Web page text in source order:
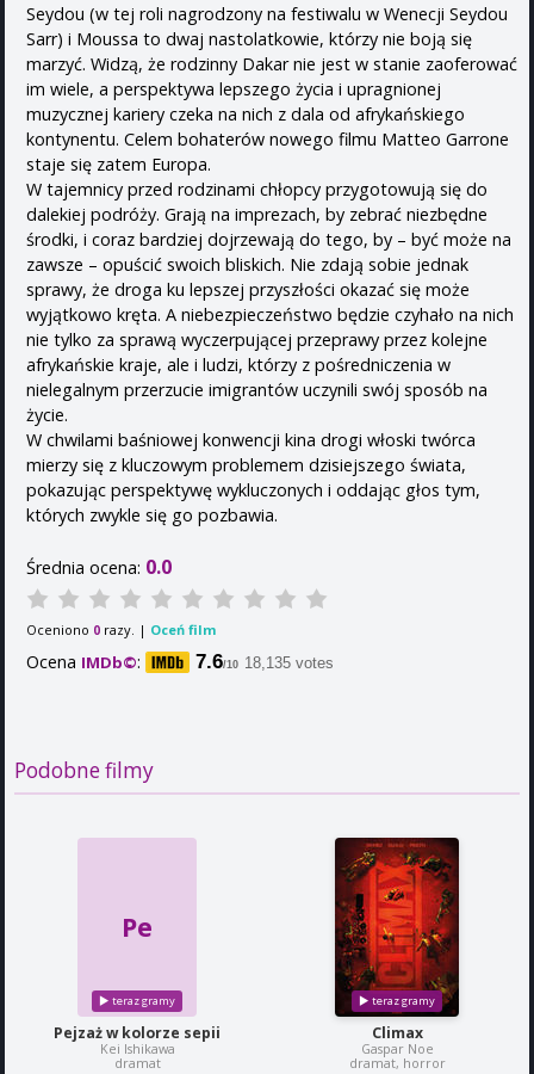
Seydou (w tej roli nagrodzony na festiwalu w Wenecji Seydou
Sarr) i Moussa to dwaj nastolatkowie, którzy nie boją się
marzyć. Widzą, że rodzinny Dakar nie jest w stanie zaoferować
im wiele, a perspektywa lepszego życia i upragnionej
muzycznej kariery czeka na nich z dala od afrykańskiego
kontynentu. Celem bohaterów nowego filmu Matteo Garrone
staje się zatem Europa.
W tajemnicy przed rodzinami chłopcy przygotowują się do
dalekiej podróży. Grają na imprezach, by zebrać niezbędne
środki, i coraz bardziej dojrzewają do tego, by – być może na
zawsze – opuścić swoich bliskich. Nie zdają sobie jednak
sprawy, że droga ku lepszej przyszłości okazać się może
wyjątkowo kręta. A niebezpieczeństwo będzie czyhało na nich
nie tylko za sprawą wyczerpującej przeprawy przez kolejne
afrykańskie kraje, ale i ludzi, którzy z pośredniczenia w
nielegalnym przerzucie imigrantów uczynili swój sposób na
życie.
W chwilami baśniowej konwencji kina drogi włoski twórca
mierzy się z kluczowym problemem dzisiejszego świata,
pokazując perspektywę wykluczonych i oddając głos tym,
których zwykle się go pozbawia.
Średnia ocena: 0.0
Oceniono 0 razy. | Oceń film
Ocena IMDb©: 7.6/10 18,135 votes
Podobne filmy
Pe
Pejzaż w kolorze sepii
Kei Ishikawa
dramat
Climax
Gaspar Noe
dramat, horror